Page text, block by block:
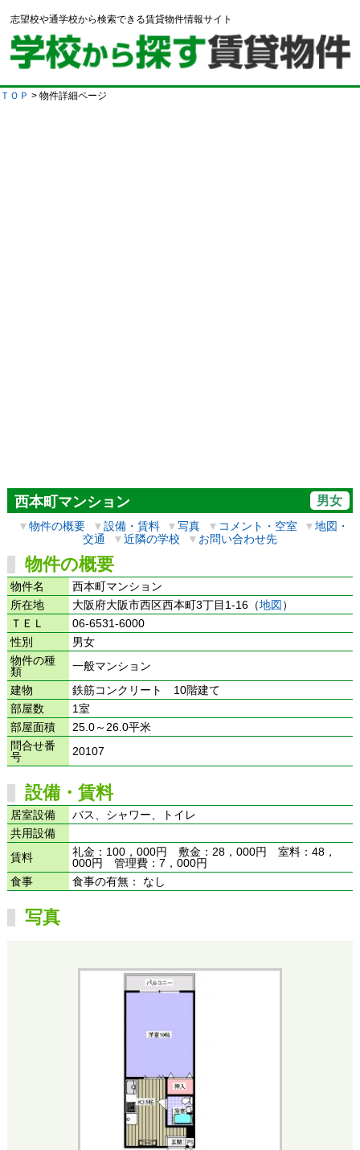
志望校や通学校から検索できる賃貸物件情報サイト
ＴＯＰ > 物件詳細ページ
西本町マンション 男女
▼物件の概要 ▼設備・賃料 ▼写真 ▼ コメント・空室 ▼地図・
交通
▼近隣の学校 ▼ お問い合わせ先
物件の概要
物件名
西本町マンション
所在地
大阪府大阪市西区西本町3丁目1-16（地図 ）
ＴＥＬ
06-6531-6000
性別
男女
物件の種
類
一般マンション
建物
鉄筋コンクリート 10階建て
部屋数
1室
部屋面積
25.0～26.0平米
問合せ番
号
20107
設備・賃料
居室設備
バス、シャワー、トイレ
共用設備
賃料
礼金：100，000円 敷金：28，000円 室料：48，
000円 管理費：7，000円
食事
食事の有無： なし
写真